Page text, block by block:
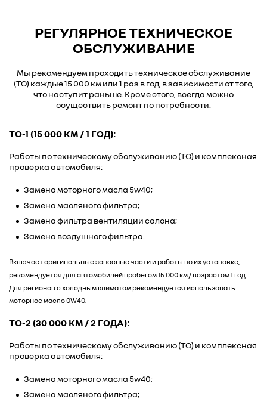
РЕГУЛЯРНОЕ ТЕХНИЧЕСКОЕ
ОБСЛУЖИВАНИЕ
Мы рекомендуем проходить техническое обслуживание
(ТО) каждые 15 000 км или 1 раз в год, в зависимости от того,
что наступит раньше. Кроме этого, всегда можно
осуществить ремонт по потребности.
ТО-1 (15 000 КМ / 1 ГОД):
Работы по техническому обслуживанию (ТО) и комплексная
проверка автомобиля:
Замена моторного масла 5w40;
Замена масляного фильтра;
Замена фильтра вентиляции салона;
Замена воздушного фильтра.
Включает оригинальные запасные части и работы по их установке,
рекомендуется для автомобилей пробегом 15 000 км / возрастом 1 год.
Для регионов с холодным климатом рекомендуется использовать
моторное масло 0W40.
ТО-2 (30 000 КМ / 2 ГОДА):
Работы по техническому обслуживанию (ТО) и комплексная
проверка автомобиля:
Замена моторного масла 5w40;
Замена масляного фильтра;